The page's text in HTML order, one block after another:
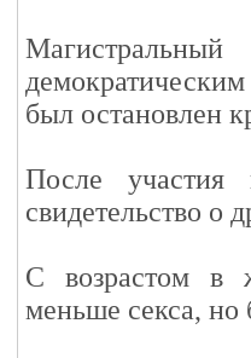
был остановлен
После
свидетельство о
С возрастом в
меньше секса,